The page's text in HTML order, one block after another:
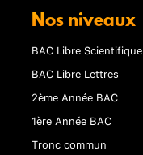
Nos niveaux
BAC Libre Scientifique
BAC Libre Lettres
2ème Année BAC
1ère Année BAC
Tronc commun